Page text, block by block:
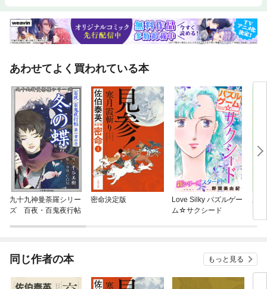
あわせてよく買われている本
九十九神曼荼羅シリー
ズ 百夜・百鬼夜行帖
密命決定版
Love Silky パズルゲー
ム☆サクシード
あ
き
同じ作者の本 もっと見る